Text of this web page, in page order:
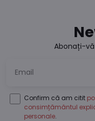
Abonați-
Confirm că am citit
consimțământul
personale.